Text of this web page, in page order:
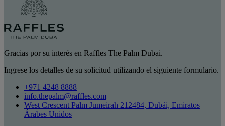
Gracias por su interés en Raffles The Palm Dubai.
Ingrese los detalles de su solicitud utilizando el siguiente formulario.
+971 4248 8888
info.thepalm@raffles.com
West Crescent Palm Jumeirah 212484, Dubái, Emiratos
Árabes Unidos